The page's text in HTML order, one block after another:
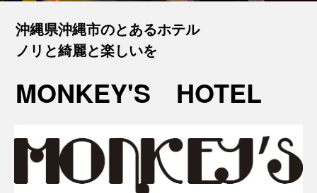
沖縄県沖縄市のとあるホテル
ノリと綺麗と楽しいを
MONKEY'S HOTEL